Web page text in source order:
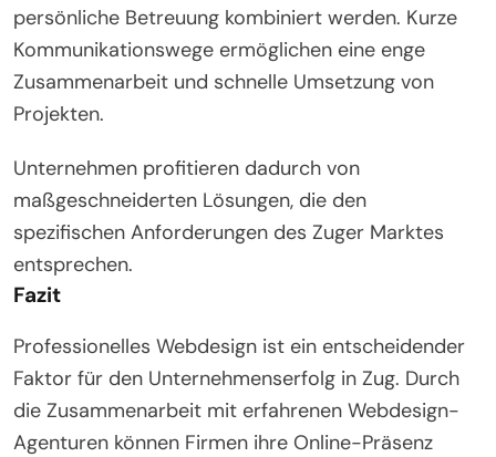
persönliche Betreuung kombiniert werden. Kurze
Kommunikationswege ermöglichen eine enge
Zusammenarbeit und schnelle Umsetzung von
Projekten.
Unternehmen profitieren dadurch von
maßgeschneiderten Lösungen, die den
spezifischen Anforderungen des Zuger Marktes
entsprechen.
Fazit
Professionelles Webdesign ist ein entscheidender
Faktor für den Unternehmenserfolg in Zug. Durch
die Zusammenarbeit mit erfahrenen Webdesign-
Agenturen können Firmen ihre Online-Präsenz